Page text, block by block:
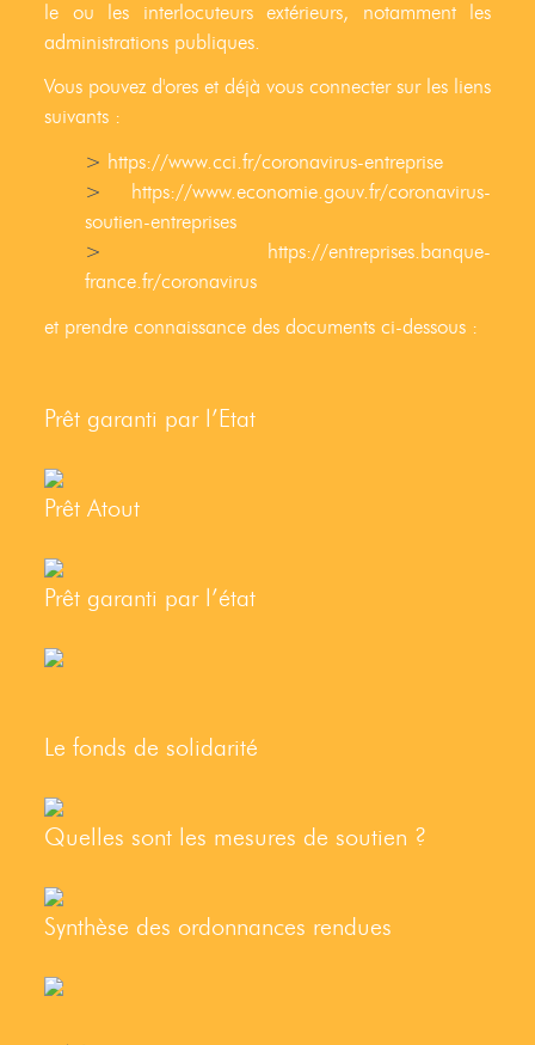
le ou les interlocuteurs extérieurs, notamment les
administrations publiques.
Vous pouvez d'ores et déjà vous connecter sur les liens
suivants :
https://www.cci.fr/coronavirus-entreprise
https://www.economie.gouv.fr/coronavirus-
soutien-entreprises
https://entreprises.banque-
france.fr/coronavirus
et prendre connaissance des documents ci-dessous :
Prêt garanti par l’Etat
Prêt Atout
Prêt garanti par l’état
Le fonds de solidarité
Quelles sont les mesures de soutien ?
Synthèse des ordonnances rendues